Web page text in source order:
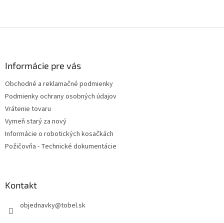
Informácie pre vás
Obchodné a reklamačné podmienky
Podmienky ochrany osobných údajov
Vrátenie tovaru
Vymeň starý za nový
Informácie o robotických kosačkách
Požičovňa - Technické dokumentácie
Kontakt
objednavky@tobel.sk